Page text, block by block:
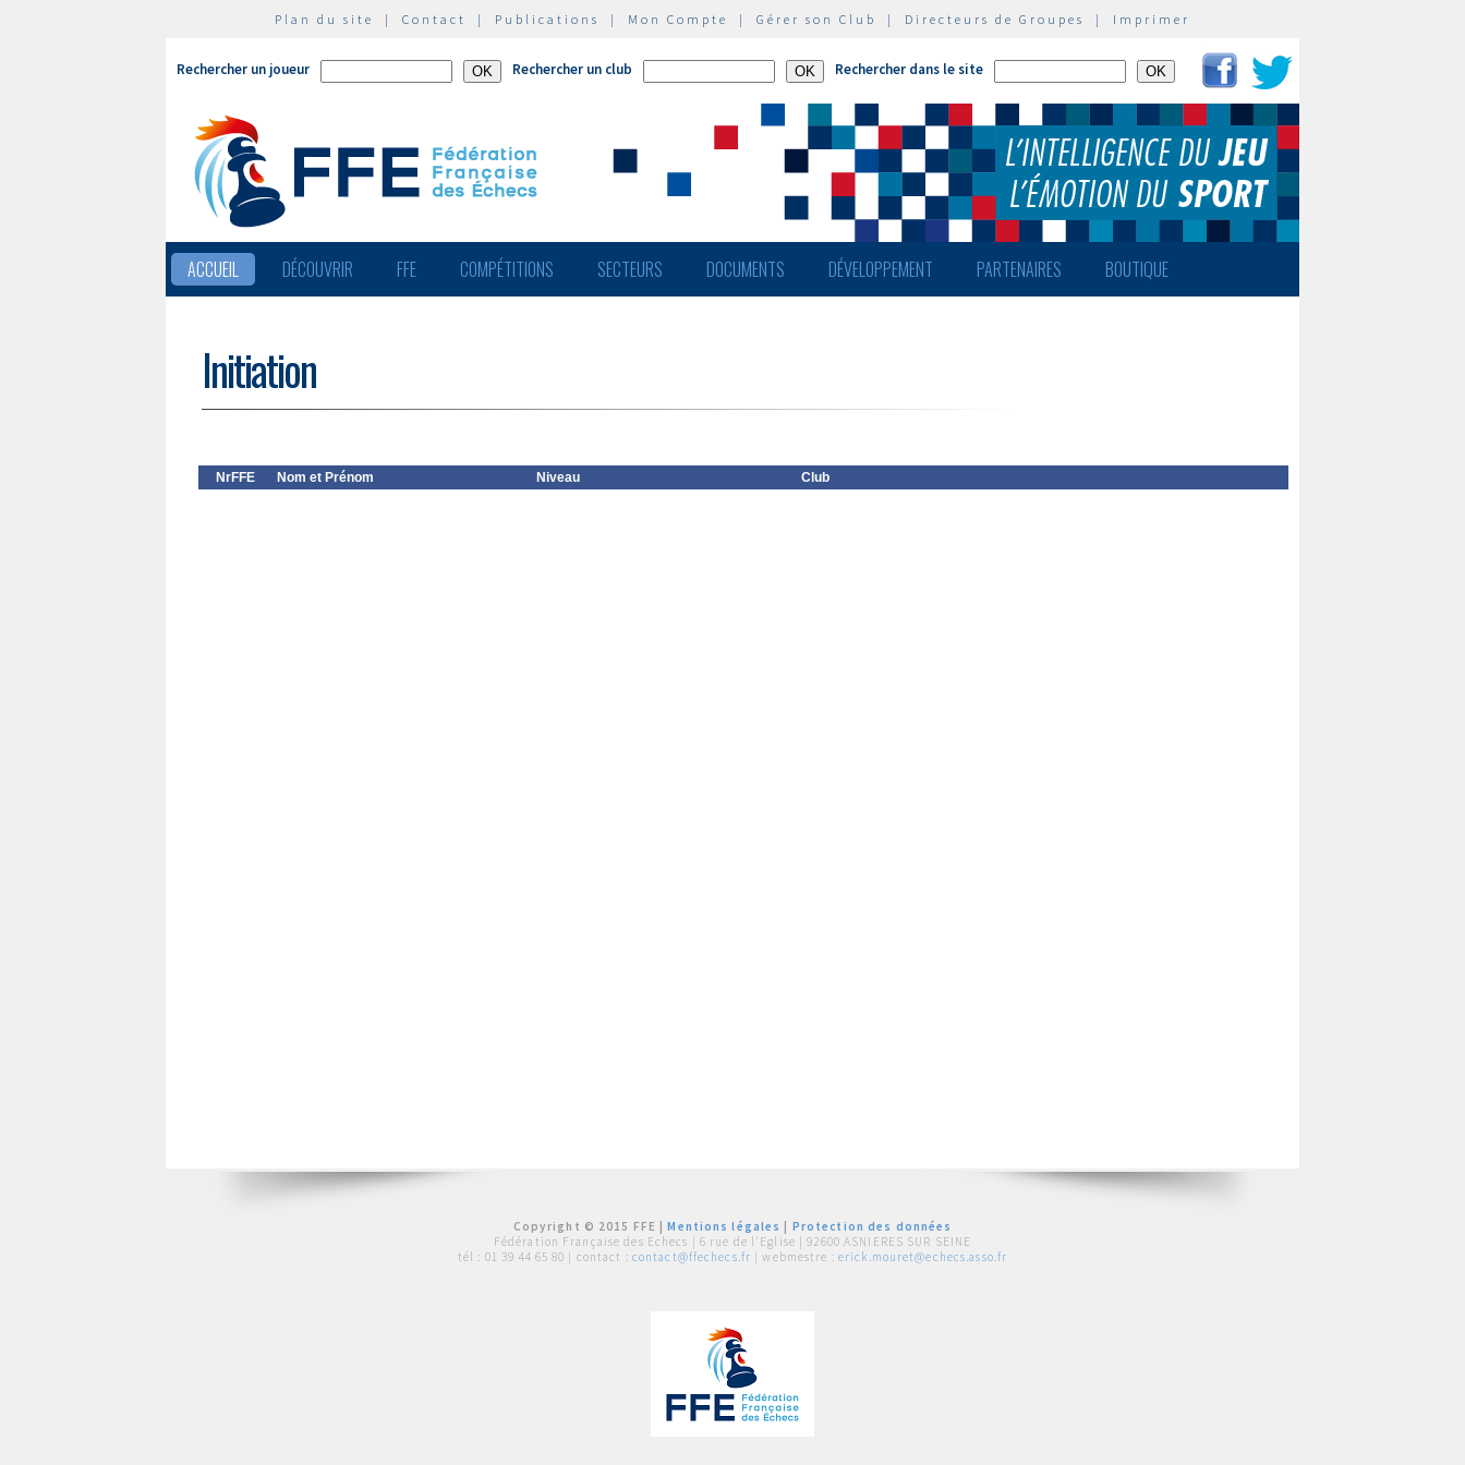
Plan du site | Contact | Publications | Mon Compte | Gérer son Club | Directeurs de Groupes | Imprimer
Rechercher un joueur Rechercher un club Rechercher dans le site
ACCUEIL DÉCOUVRIR FFE COMPÉTITIONS SECTEURS DOCUMENTS DÉVELOPPEMENT PARTENAIRES BOUTIQUE
Initiation
NrFFE Nom et Prénom Niveau Club
Copyright © 2015 FFE |Mentions légales
Protection des données
Fédération Française des Echecs | 6 rue de l'Eglise | 92600 ASNIERES SUR SEINE
tél : 01 39 44 65 80 | contact : contact@ffechecs.fr | webmestre : erick.mouret@echecs.asso.fr